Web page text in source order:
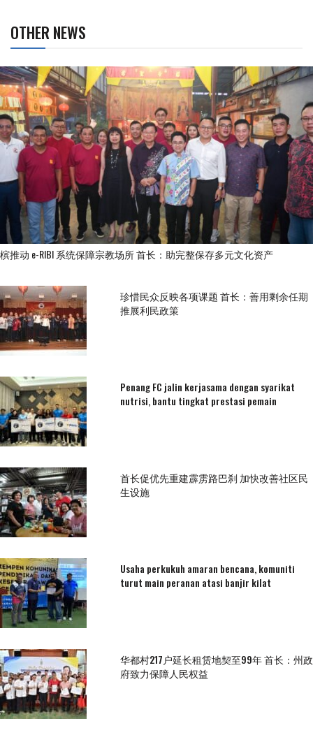
OTHER NEWS
槟推动 e-RIBI 系统保障宗教场所 首长：助完整保存多元文化资产
珍惜民众反映各项课题 首长：善用剩余任期
推展利民政策
Penang FC jalin kerjasama dengan syarikat
nutrisi, bantu tingkat prestasi pemain
首长促优先重建霹雳路巴刹 加快改善社区民
生设施
Usaha perkukuh amaran bencana, komuniti
turut main peranan atasi banjir kilat
华都村217户延长租赁地契至99年 首长：州政
府致力保障人民权益